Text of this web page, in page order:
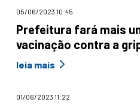
05/06/2023 10:45
Prefeitura fará mais
vacinação contra a
leia mais
01/06/2023 11:22